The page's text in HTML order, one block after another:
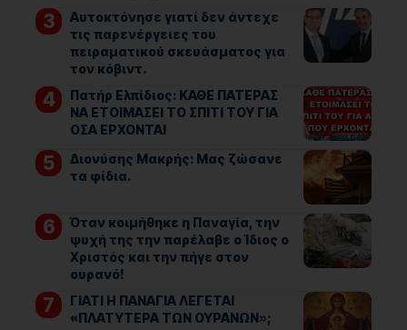
Αυτοκτόνησε γιατί δεν άντεχε
τις παρενέργειες του
πειραματικού σκευάσματος για
τον κόβιντ.
Πατήρ Ελπίδιος: ΚΑΘΕ ΠΑΤΕΡΑΣ
ΝΑ ΕΤΟΙΜΑΣΕΙ ΤΟ ΣΠΙΤΙ ΤΟΥ ΓΙΑ
ΟΣΑ ΕΡΧΟΝΤΑΙ
Διονύσης Μακρής: Μας ζώσανε
τα φίδια.
Όταν κοιμήθηκε η Παναγία, την
ψυχή της την παρέλαβε ο Ίδιος ο
Χριστός και την πήγε στον
ουρανό!
ΓΙΑΤΙ Η ΠΑΝΑΓΙΑ ΛΕΓΕΤΑΙ
«ΠΛΑΤΥΤΕΡΑ ΤΩΝ ΟΥΡΑΝΩΝ»;